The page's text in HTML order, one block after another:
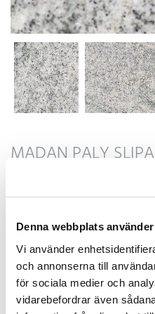
Denna webbplats
Vi använder
och annonserna till
för sociala medier och
vidarebefordrar även
MADAN PALY
Finns i storleken:
305x305x10 från 750:-/m2